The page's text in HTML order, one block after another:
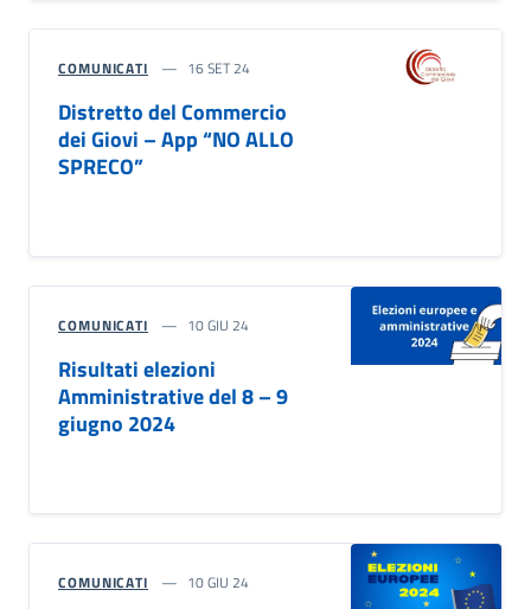
COMUNICATI 16 SET 24
Distretto del Commercio
dei Giovi – App “NO ALLO
SPRECO”
COMUNICATI 10 GIU 24
Risultati elezioni
Amministrative del 8 – 9
giugno 2024
COMUNICATI 10 GIU 24